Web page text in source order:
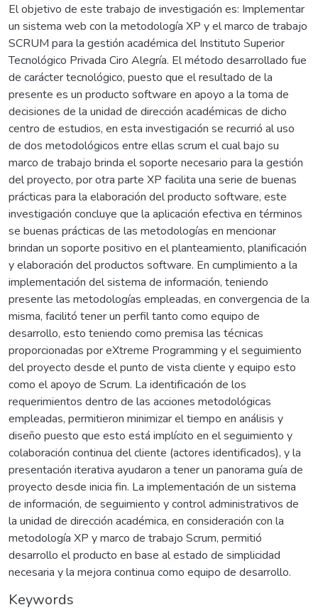
El objetivo de este trabajo de investigación es: Implementar
un sistema web con la metodología XP y el marco de trabajo
SCRUM para la gestión académica del Instituto Superior
Tecnológico Privada Ciro Alegría. El método desarrollado fue
de carácter tecnológico, puesto que el resultado de la
presente es un producto software en apoyo a la toma de
decisiones de la unidad de dirección académicas de dicho
centro de estudios, en esta investigación se recurrió al uso
de dos metodológicos entre ellas scrum el cual bajo su
marco de trabajo brinda el soporte necesario para la gestión
del proyecto, por otra parte XP facilita una serie de buenas
prácticas para la elaboración del producto software, este
investigación concluye que la aplicación efectiva en términos
se buenas prácticas de las metodologías en mencionar
brindan un soporte positivo en el planteamiento, planificación
y elaboración del productos software. En cumplimiento a la
implementación del sistema de información, teniendo
presente las metodologías empleadas, en convergencia de la
misma, facilitó tener un perfil tanto como equipo de
desarrollo, esto teniendo como premisa las técnicas
proporcionadas por eXtreme Programming y el seguimiento
del proyecto desde el punto de vista cliente y equipo esto
como el apoyo de Scrum. La identificación de los
requerimientos dentro de las acciones metodológicas
empleadas, permitieron minimizar el tiempo en análisis y
diseño puesto que esto está implícito en el seguimiento y
colaboración continua del cliente (actores identificados), y la
presentación iterativa ayudaron a tener un panorama guía de
proyecto desde inicia fin. La implementación de un sistema
de información, de seguimiento y control administrativos de
la unidad de dirección académica, en consideración con la
metodología XP y marco de trabajo Scrum, permitió
desarrollo el producto en base al estado de simplicidad
necesaria y la mejora continua como equipo de desarrollo.
Keywords